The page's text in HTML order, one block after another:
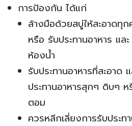
การป้องกัน ได้แก่
ล้างมือด้วยสบู่ให้สะอาดทุ
หรือ รับประทานอาหาร แล
ห้องน้ำ
รับประทานอาหารที่สะอาด
ประทานอาหารสุกๆ ดิบๆ
ตอม
ควรหลีกเลี่ยงการรับประท